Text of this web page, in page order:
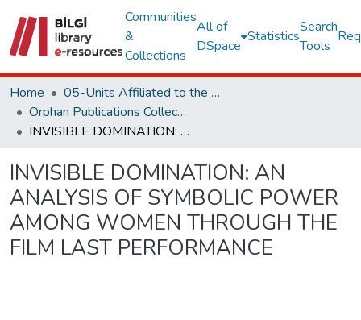
Communities
&
Collections
All of
DSpace
Statistics
Search
Tools
Home
05-Units Affiliated to the Rectorate
Orphan Publications Collections
INVISIBLE DOMINATION: AN ANALYSIS OF SYMBOLIC POWER AMONG WOMEN THROUGH THE FILM LAST PERFORMANCE
INVISIBLE DOMINATION: AN
ANALYSIS OF SYMBOLIC POWER
AMONG WOMEN THROUGH THE
FILM LAST PERFORMANCE